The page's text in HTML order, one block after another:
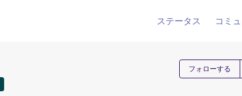
ステータス コミ
フォローする